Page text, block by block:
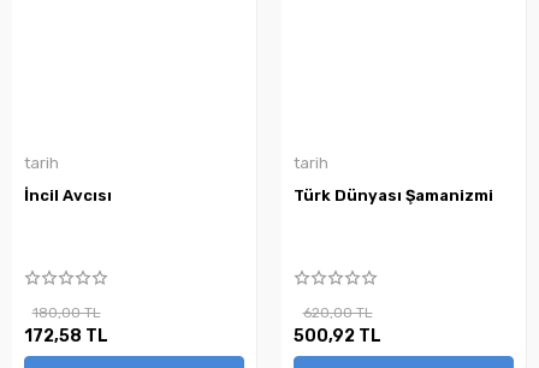
tarih
İncil Avcısı
180,00 TL
172,58 TL
tarih
Türk Dünyası Şamanizmi
620,00 TL
500,92 TL